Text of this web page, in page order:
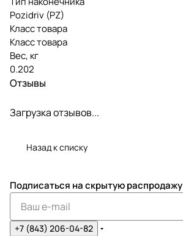
Pozidriv (PZ)
Класс товара
Класс товара
Вес, кг
0.202
Отзывы
Загрузка отзывов...
Назад к списку
Подписаться на скрытую распродажу
+7 (843) 206-04-82